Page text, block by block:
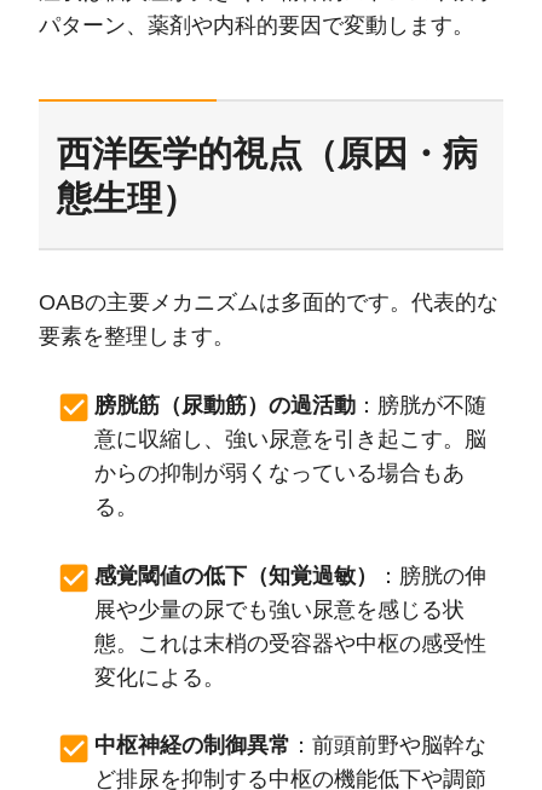
パターン、薬剤や内科的要因で変動します。
西洋医学的視点（原因・病
態生理）
OABの主要メカニズムは多面的です。代表的な
要素を整理します。
膀胱筋（尿動筋）の過活動 ：膀胱が不随
意に収縮し、強い尿意を引き起こす。脳
からの抑制が弱くなっている場合もあ
る。
感覚閾値の低下（知覚過敏）
：膀胱の伸
展や少量の尿でも強い尿意を感じる状
態。これは末梢の受容器や中枢の感受性
変化による。
中枢神経の制御異常 ：前頭前野や脳幹な
ど排尿を抑制する中枢の機能低下や調節